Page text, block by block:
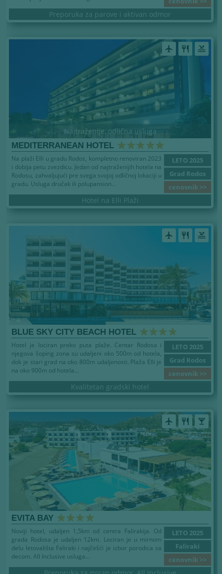
Preporuka za parove i aktivan odmor
airplanemode_active restaurant pool
Najtraženije, odlična usluga
MEDITERRANEAN HOTEL
LETO 2025
Grad Rodos
cenovnik >>
Na plaži Elli u gradu Rodos, kompletno renoviran 2023
i dobija petu zvezdicu. Jedan od najtraženijih hotela na
Rodosu, zahvaljujući pre svega svojoj odličnoj lokaciji u
gradu. Usluga dručak ili polupansion...
Hotel na Elli Plaži
airplanemode_active restaurant pool
BLUE SKY CITY BEACH HOTEL
LETO 2025
Grad Rodos
cenovnik >>
Hotel je lociran preko puta plaže. Centar Rodosa i
njegova šoping zona su udaljeni oko 500m od hotela,
dok je stari grad na oko 800m udaljenosti. Plaža Elli je
na oko 900m od hotela...
Kvalitetan gradski hotel
airplanemode_active restaurant local_bar
EVITA BAY
LETO 2025
Faliraki
cenovnik >>
Noviji hotel, udaljen 1,5km od centra Falirakija. Od
grada Rodosa je udaljen 12km. Lociran je u mirnom
delu letovališta Faliraki i najčešći je izbor porodica sa
decom. All Inclusive usluga...